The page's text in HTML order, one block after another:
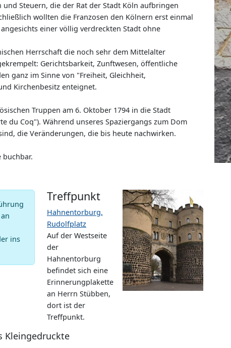
Steuern, die der Rat der Stadt Köln aufbringen
wollten die Franzosen den Kölnern erst einmal
einer völlig verdreckten Stadt ohne
Herrschaft die noch sehr dem Mittelalter
Gerichtsbarkeit, Zunftwesen, öffentliche
ganz im Sinne von "Freiheit, Gleichheit,
Kirchenbesitz enteignet.
Truppen am 6. Oktober 1794 in die Stadt
du Coq"). Während unseres Spaziergangs zum Dom
die Veränderungen, die bis heute nachwirken.
buchbar.
ins
Treffpunkt
Hahnentorburg,
Rudolfplatz
Auf der Westseite
der
Hahnentorburg
befindet sich eine
Erinnerungplakette
an Herrn Stübben,
dort ist der
Treffpunkt.
Kleingedruckte